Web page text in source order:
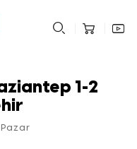
1-2
Pazar